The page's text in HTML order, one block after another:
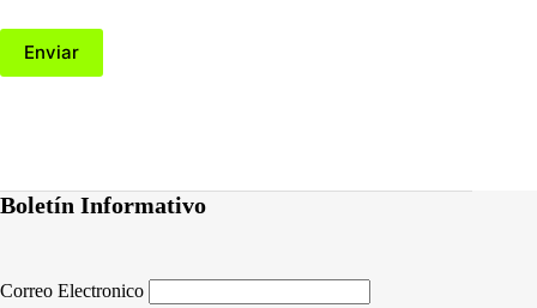
Enviar
Boletín Informativo
Correo Electronico